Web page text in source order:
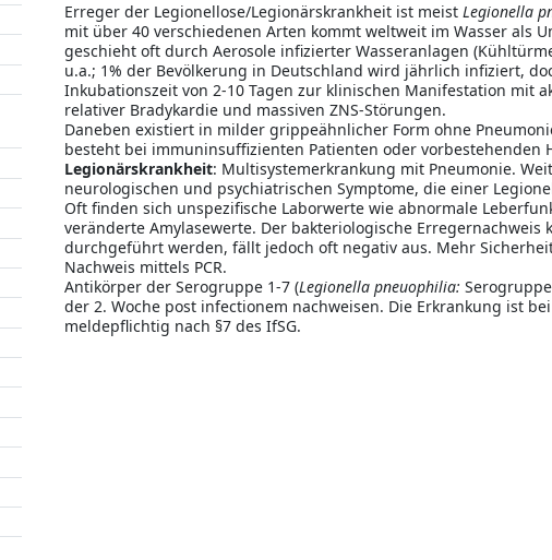
Erreger der Legionellose/Legionärskrankheit ist meist Legionella
mit über 40 verschiedenen Arten kommt weltweit im Wasser als
geschieht oft durch Aerosole infizierter Wasseranlagen
u.a.; 1% der Bevölkerung in Deutschland wird jährlich infiziert,
Inkubationszeit von 2-10 Tagen zur klinischen Manifestation mit
relativer Bradykardie und massiven ZNS-Störungen.
Daneben existiert in milder grippeähnlicher Form ohne
besteht bei immuninsuffizienten Patienten oder vorbestehenden
Legionärskrankheit: Multisystemerkrankung mit Pneumonie.
neurologischen und psychiatrischen Symptome, die einer
Oft finden sich unspezifische Laborwerte wie abnormale
veränderte Amylasewerte. Der bakteriologische
durchgeführt werden, fällt jedoch oft negativ aus. Mehr
Nachweis mittels PCR.
Antikörper der Serogruppe 1-7 (Legionella pneuophilia:
der 2. Woche post infectionem nachweisen. Die Erkrankung ist
meldepflichtig nach §7 des IfSG.